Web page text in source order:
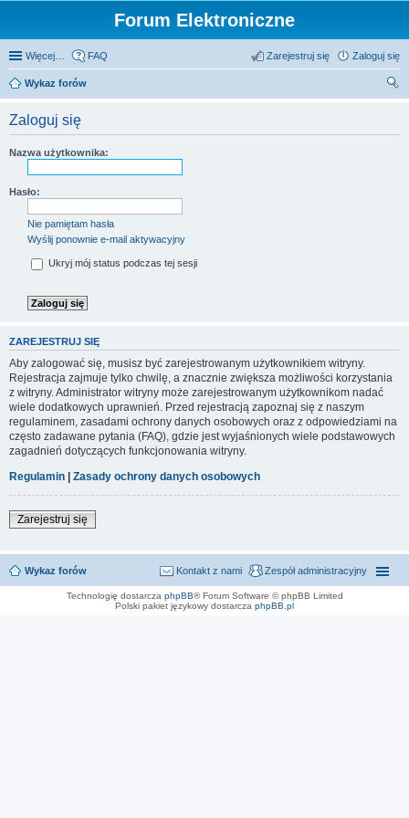
Forum Elektroniczne
Więcej… FAQ Zaloguj się
Zarejestruj się
Wykaz forów
Zaloguj się
Nazwa użytkownika:
Hasło:
Nie pamiętam hasła
Wyślij ponownie e-mail aktywacyjny
Ukryj mój status podczas tej sesji
ZAREJESTRUJ SIĘ
Aby zalogować się, musisz być zarejestrowanym użytkownikiem witryny.
Rejestracja zajmuje tylko chwilę, a znacznie zwiększa możliwości korzystania
z witryny. Administrator witryny może zarejestrowanym użytkownikom nadać
wiele dodatkowych uprawnień. Przed rejestracją zapoznaj się z naszym
regulaminem, zasadami ochrony danych osobowych oraz z odpowiedziami na
często zadawane pytania (FAQ), gdzie jest wyjaśnionych wiele podstawowych
zagadnień dotyczących funkcjonowania witryny.
Regulamin | Zasady ochrony danych osobowych
Zarejestruj się
Wykaz forów Zespół administracyjny
Kontakt z nami
Technologię dostarcza phpBB® Forum Software © phpBB Limited
Polski pakiet językowy dostarcza phpBB.pl